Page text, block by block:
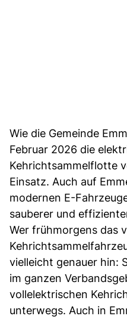
Wie die Gemeinde
Februar 2026 die
Kehrichtsammelflotte
Einsatz. Auch auf
modernen E-
sauberer und
Wer frühmorgens das
vielleicht genauer hin:
im ganzen
vollelektrischen
unterwegs. Auch in